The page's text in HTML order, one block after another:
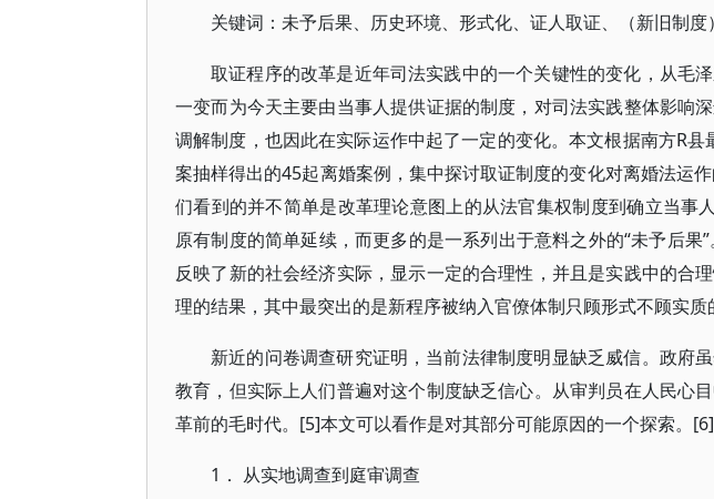
关键词：未予后果、历史环境、形式化、证人取证、（新旧制
取证程序的改革是近年司法实践中的一个关键性的变化，从毛
一变而为今天主要由当事人提供证据的制度，对司法实践整体影响
调解制度，也因此在实际运作中起了一定的变化。本文根据南方R
案抽样得出的45起离婚案例，集中探讨取证制度的变化对离婚法运
们看到的并不简单是改革理论意图上的从法官集权制度到确立当事
原有制度的简单延续，而更多的是一系列出于意料之外的“未予后果
反映了新的社会经济实际，显示一定的合理性，并且是实践中的合
理的结果，其中最突出的是新程序被纳入官僚体制只顾形式不顾实质
新近的问卷调查研究证明，当前法律制度明显缺乏威信。政府
教育，但实际上人们普遍对这个制度缺乏信心。从审判员在人民心
革前的毛时代。[5]本文可以看作是对其部分可能原因的一个探索。[6]
1． 从实地调查到庭审调查